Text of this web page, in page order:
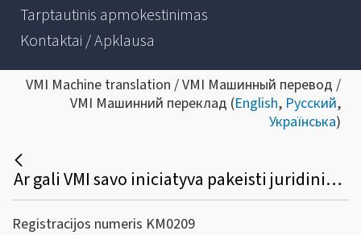
Tarptautinis apmokestinimas
Kontaktai / Apklausa
VMI Machine translation / VMI Машинный перевод /
VMI Машинний переклад (English, Русский,
Українська)
Ar gali VMI savo iniciatyva pakeisti juridinio asmens registravimo Mokesčių mokėtojų registre duomenis?
Registracijos numeris KM0209